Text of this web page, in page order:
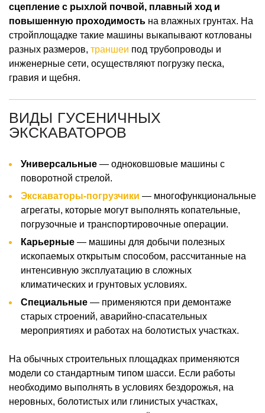
сцепление с рыхлой почвой, плавный ход и
повышенную проходимость на влажных грунтах. На
стройплощадке такие машины выкапывают котлованы
разных размеров, траншеи под трубопроводы и
инженерные сети, осуществляют погрузку песка,
гравия и щебня.
ВИДЫ ГУСЕНИЧНЫХ
ЭКСКАВАТОРОВ
Универсальные — одноковшовые машины с
поворотной стрелой.
Экскаваторы-погрузчики — многофункциональные
агрегаты, которые могут выполнять копательные,
погрузочные и транспортировочные операции.
Карьерные — машины для добычи полезных
ископаемых открытым способом, рассчитанные на
интенсивную эксплуатацию в сложных
климатических и грунтовых условиях.
Специальные — применяются при демонтаже
старых строений, аварийно-спасательных
мероприятиях и работах на болотистых участках.
На обычных строительных площадках применяются
модели со стандартным типом шасси. Если работы
необходимо выполнять в условиях бездорожья, на
неровных, болотистых или глинистых участках,